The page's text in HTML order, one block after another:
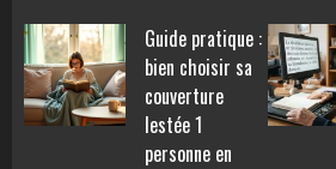
performances,
consommation
Guide pratique :
bien choisir sa
couverture
lestée 1
personne en